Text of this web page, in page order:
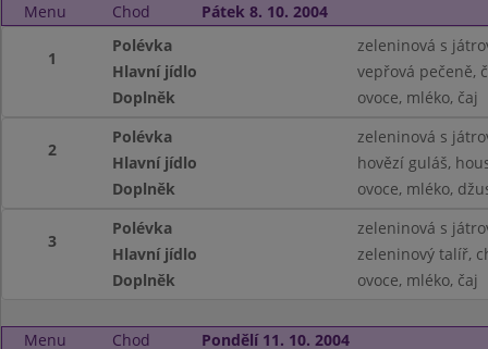
Menu
Chod Pátek 8. 10. 2004
1
Polévka
zeleninová s
Hlavní jídlo
vepřová pečeně,
Doplněk
ovoce, mléko, čaj
2
Polévka
zeleninová s
Hlavní jídlo
hovězí guláš,
Doplněk
ovoce, mléko,
3
Polévka
zeleninová s
Hlavní jídlo
zeleninový talíř,
Doplněk
ovoce, mléko, čaj
Menu Chod Pondělí 11. 10. 2004